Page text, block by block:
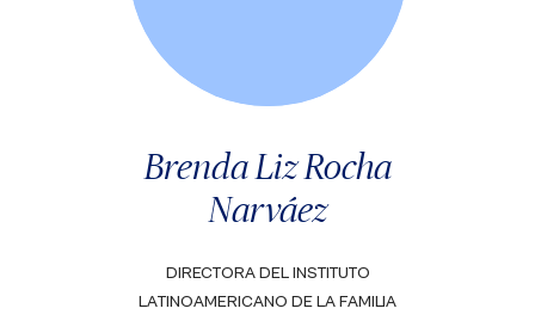
Brenda Liz Rocha
Narváez
DIRECTORA DEL INSTITUTO
LATINOAMERICANO DE LA FAMILIA